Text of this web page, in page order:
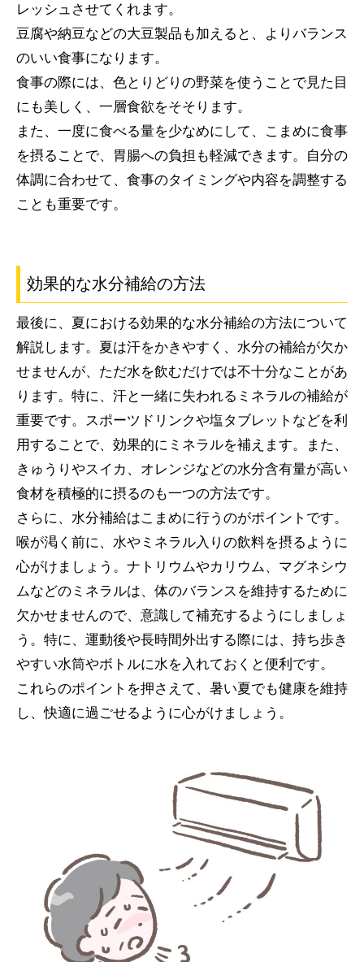
レッシュさせてくれます。
豆腐や納豆などの大豆製品も加えると、よりバランス
のいい食事になります。
食事の際には、色とりどりの野菜を使うことで見た目
にも美しく、一層食欲をそそります。
また、一度に食べる量を少なめにして、こまめに食事
を摂ることで、胃腸への負担も軽減できます。自分の
体調に合わせて、食事のタイミングや内容を調整する
ことも重要です。
効果的な水分補給の方法
最後に、夏における効果的な水分補給の方法について
解説します。夏は汗をかきやすく、水分の補給が欠か
せませんが、ただ水を飲むだけでは不十分なことがあ
ります。特に、汗と一緒に失われるミネラルの補給が
重要です。スポーツドリンクや塩タブレットなどを利
用することで、効果的にミネラルを補えます。また、
きゅうりやスイカ、オレンジなどの水分含有量が高い
食材を積極的に摂るのも一つの方法です。
さらに、水分補給はこまめに行うのがポイントです。
喉が渇く前に、水やミネラル入りの飲料を摂るように
心がけましょう。ナトリウムやカリウム、マグネシウ
ムなどのミネラルは、体のバランスを維持するために
欠かせませんので、意識して補充するようにしましょ
う。特に、運動後や長時間外出する際には、持ち歩き
やすい水筒やボトルに水を入れておくと便利です。
これらのポイントを押さえて、暑い夏でも健康を維持
し、快適に過ごせるように心がけましょう。